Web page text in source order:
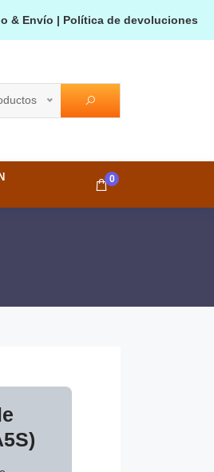
& Envío | Política de devoluciones
0